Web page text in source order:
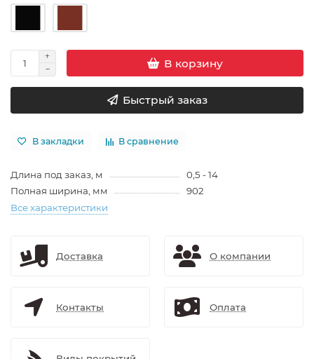
В корзину
Быстрый заказ
В закладки В сравнение
Длина под заказ, м
0,5 - 14
Полная ширина, мм
902
Все характеристики
Доставка О компании
Контакты Оплата